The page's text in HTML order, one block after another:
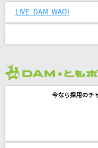
花束のかわりにメロ
米津玄師
[生音]セロリ
LIVE DAM WAO!
今なら採用のチ